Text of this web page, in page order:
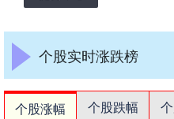
个股实时涨跌榜
个股涨幅 个股跌幅